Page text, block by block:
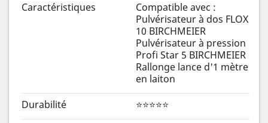
Caractéristiques
Compatible avec :
Pulvérisateur à dos FLOX
10 BIRCHMEIER
Pulvérisateur à pression
Profi Star 5 BIRCHMEIER
Rallonge lance d'1 mètre
en laiton
Durabilité
⭐⭐⭐⭐⭐